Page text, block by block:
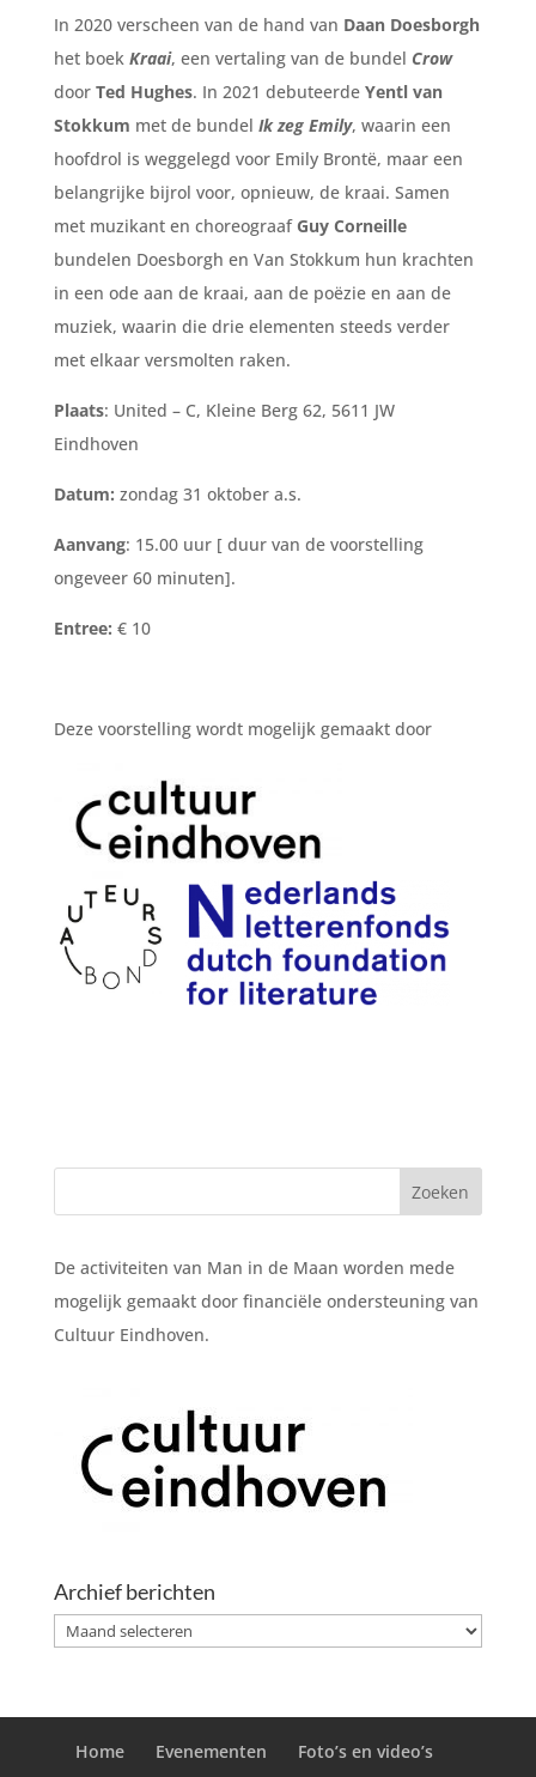
In 2020 verscheen van de hand van Daan Doesborgh
het boek Kraai, een vertaling van de bundel Crow
door Ted Hughes. In 2021 debuteerde Yentl van
Stokkum met de bundel Ik zeg Emily, waarin een
hoofdrol is weggelegd voor Emily Brontë, maar een
belangrijke bijrol voor, opnieuw, de kraai. Samen
met muzikant en choreograaf Guy Corneille
bundelen Doesborgh en Van Stokkum hun krachten
in een ode aan de kraai, aan de poëzie en aan de
muziek, waarin die drie elementen steeds verder
met elkaar versmolten raken.
Plaats: United – C, Kleine Berg 62, 5611 JW
Eindhoven
Datum: zondag 31 oktober a.s.
Aanvang: 15.00 uur [ duur van de voorstelling
ongeveer 60 minuten].
Entree: € 10
Deze voorstelling wordt mogelijk gemaakt door
De activiteiten van Man in de Maan worden mede
mogelijk gemaakt door financiële ondersteuning van
Cultuur Eindhoven.
Archief berichten
Archief
Home Evenementen
Foto’s en video’s